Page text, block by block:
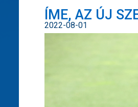
ÍME, AZ ÚJ
2022-08-01